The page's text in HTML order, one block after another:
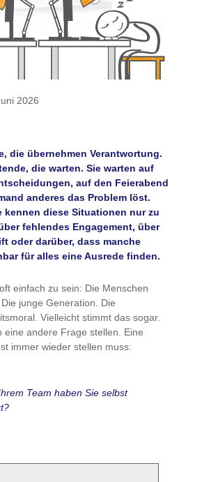
2026
die übernehmen Verantwortung.
die warten. Sie warten auf
auf den Feierabend
anderes das Problem löst.
kennen diese Situationen nur zu
fehlendes Engagement, über
oder darüber, dass manche
für alles eine Ausrede finden.
einfach zu sein: Die Menschen
junge Generation. Die
Vielleicht stimmt das sogar.
eine andere Frage stellen. Eine
immer wieder stellen muss:
Team haben Sie selbst